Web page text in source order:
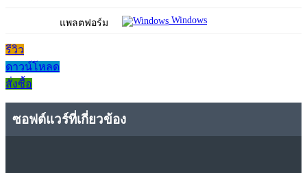
แพลตฟอร์ม Windows
รีวิว
ดาวน์โหลด
สั่งซื้อ
ซอฟต์แวร์ที่เกี่ยวข้อง